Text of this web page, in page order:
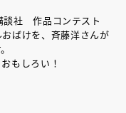
談社 作品コンテスト
ばけを、斉藤洋さんが
もしろい！